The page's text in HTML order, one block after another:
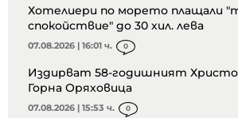
Хотелиери по морето плащали
спокойствие" до 30 хил. лева
07.08.2026 | 16:01 ч. 0
Издирват 58-годишният
Горна Оряховица
07.08.2026 | 15:53 ч. 0